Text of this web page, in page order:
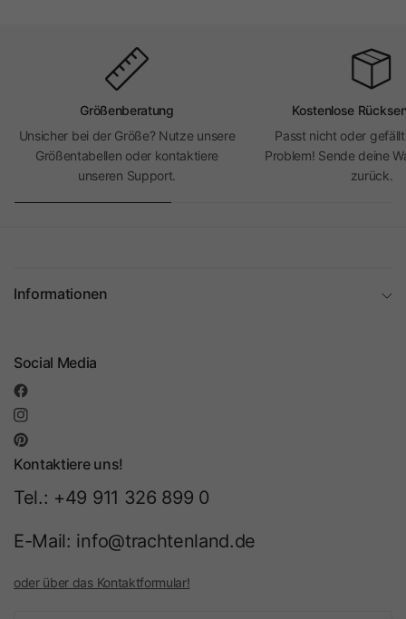
Größenberatung
Unsicher bei der Größe? Nutze unsere
Größentabellen oder kontaktiere
unseren Support.
Kostenlose
Passt nicht oder
Problem! Sende deine
zurück.
Informationen
Social Media
Kontaktiere uns!
Tel.: +49 911 326 899 0
E-Mail: info@trachtenland.de
oder über das Kontaktformular!